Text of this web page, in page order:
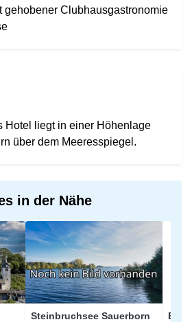
gehobener Clubhausgastronomie
Hotel liegt in einer Höhenlage
über dem Meeresspiegel.
in der Nähe
Steinbruchsee Sauerborn